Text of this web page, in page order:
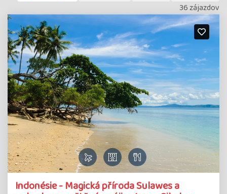
36 zájazdov
Indonésie - Magická příroda Sulawes a